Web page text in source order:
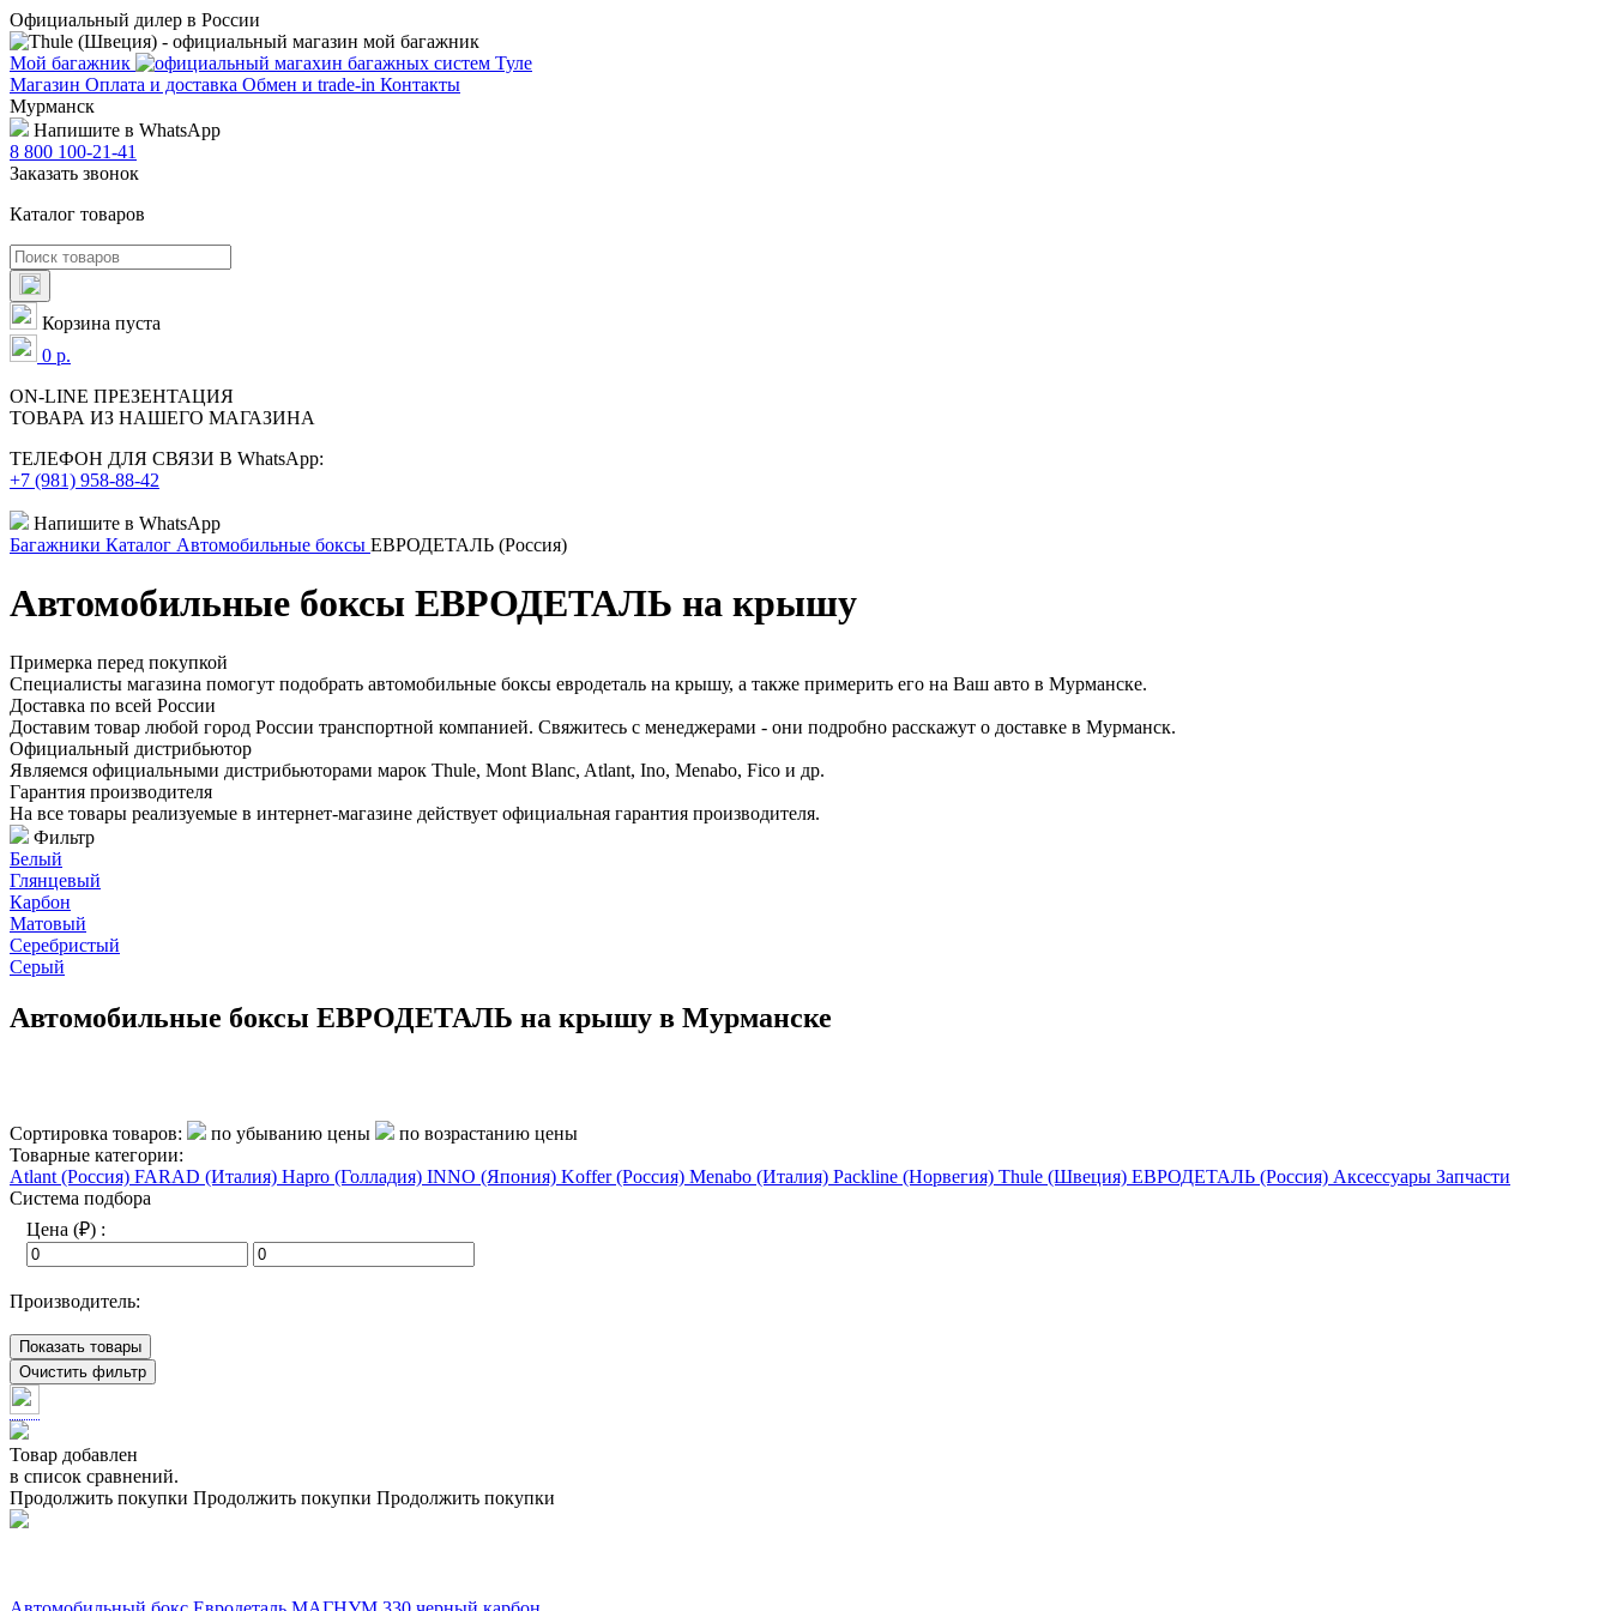
Официальный дилер в России
Мой багажник
Магазин Оплата и доставка Обмен и trade-in Контакты
Мурманск
Напишите в WhatsApp
8 800 100-21-41
Заказать звонок
Каталог товаров
Корзина пуста
0 р.
ON-LINE ПРЕЗЕНТАЦИЯ
ТОВАРА ИЗ НАШЕГО МАГАЗИНА
ТЕЛЕФОН ДЛЯ СВЯЗИ В WhatsApp:
+7 (981) 958-88-42
Напишите в WhatsApp
Багажники Каталог Автомобильные боксы ЕВРОДЕТАЛЬ (Россия)
Автомобильные боксы ЕВРОДЕТАЛЬ на крышу
Примерка перед покупкой
Специалисты магазина помогут подобрать автомобильные боксы евродеталь на крышу, а также примерить его на Ваш авто в Мурманске.
Доставка по всей России
Доставим товар любой город России транспортной компанией. Свяжитесь с менеджерами - они подробно расскажут о доставке в Мурманск.
Официальный дистрибьютор
Являемся официальными дистрибьюторами марок Thule, Mont Blanc, Atlant, Ino, Menabo, Fico и др.
Гарантия производителя
На все товары реализуемые в интернет-магазине действует официальная гарантия производителя.
Фильтр
Белый
Глянцевый
Карбон
Матовый
Серебристый
Серый
Автомобильные боксы ЕВРОДЕТАЛЬ на крышу в Мурманске
Сортировка товаров: по убыванию цены
по возрастанию цены
Товарные категории:
Atlant (Россия) FARAD (Италия) Hapro (Голладия) INNO (Япония) Koffer (Россия) Menabo (Италия) Packline (Норвегия) Thule (Швеция) ЕВРОДЕТАЛЬ (Россия) Аксессуары Запчасти
Система подбора
Цена (₽) :
Производитель:
Показать товары
Очистить фильтр
Товар добавлен
в список сравнений.
Продолжить покупки Продолжить покупки Продолжить покупки